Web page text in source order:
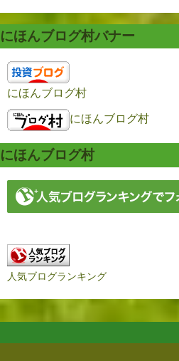
にほんブログ村バナー
にほんブログ村
にほんブログ村
にほんブログ村
人気ブログランキング